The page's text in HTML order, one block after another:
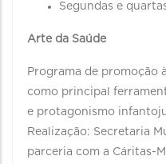
Segundas e
Arte da Saúde
Programa de promoção
como principal
e protagonismo
Realização: Secretaria
parceria com a Cáritas-